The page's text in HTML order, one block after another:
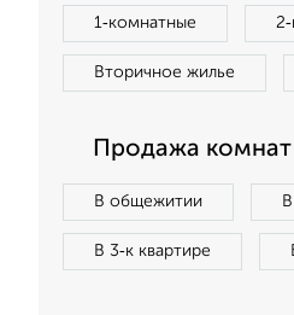
1‑комнатные
Вторичное жилье
Продажа комнат
В общежитии
В 3‑к квартире